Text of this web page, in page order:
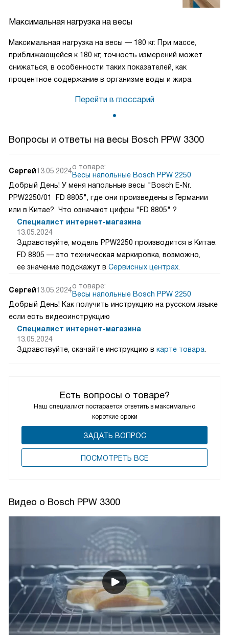
Максимальная нагрузка на весы
Максимальная нагрузка на весы — 180 кг. При массе,
приближающейся к 180 кг, точность измерений может
снижаться, в особенности таких показателей, как
процентное содержание в организме воды и жира.
Перейти в глоссарий
Вопросы и ответы на весы Bosch PPW 3300
Есть вопросы о товаре?
Наш специалист постарается ответить в максимально
короткие сроки
ЗАДАТЬ ВОПРОС
ПОCМОТРЕТЬ ВСЕ
Сергей13.05.2024о товаре:
Весы напольные Bosch PPW 2250
Добрый День! У меня напольные весы "Bosch E-Nr.
PPW2250/01 FD 8805", где они произведены в Германии
или в Китае? Что означают цифры "FD 8805" ?
Специалист интернет-магазина
13.05.2024
Здравствуйте, модель PPW2250 производится в Китае.
FD 8805 — это техническая маркировка, возможно,
ее значение подскажут в Сервисных центрах
Сергей13.05.2024о товаре:
Весы напольные Bosch PPW 2250
Добрый День! Как получить инструкцию на русском языке
если есть видеоинструкцию
Специалист интернет-магазина
13.05.2024
Здравствуйте, скачайте инструкцию в карте товара
Видео о Bosch PPW 3300